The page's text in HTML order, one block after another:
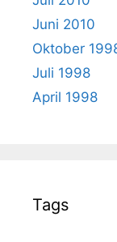
Juni 2010
Oktober
Juli 1998
April 1998
Tags